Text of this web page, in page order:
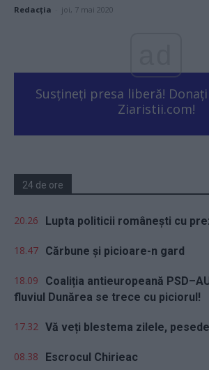
Redacţia joi, 7 mai 2020
Susțineți presa liberă!
Ziaristii.com!
24 de ore
20.26 Lupta politicii românești cu
18.47 Cărbune și picioare-n gard
18.09
Coaliția antieuropeană
fluviul Dunărea se trece cu piciorul!
17.32 Vă veți blestema zilele,
08.38 Escrocul Chirieac